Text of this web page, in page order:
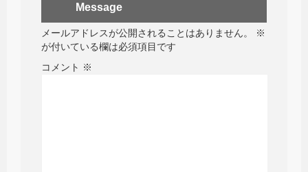
Message
メールアドレスが公開されることはありません。
※
が付いている欄は必須項目です
コメント ※